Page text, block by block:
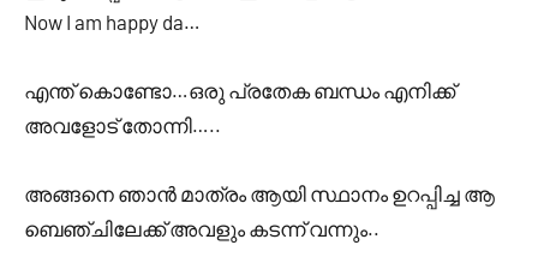
Now I am happy da…
എന്ത് കൊണ്ടോ…ഒരു പ്രതേക ബന്ധം എനിക്ക്
അവളോട് തോന്നി…..
അങ്ങനെ ഞാൻ മാത്രം ആയി സ്ഥാനം ഉറപ്പിച്ച ആ
ബെഞ്ചിലേക്ക് അവളും കടന്ന് വന്നും..